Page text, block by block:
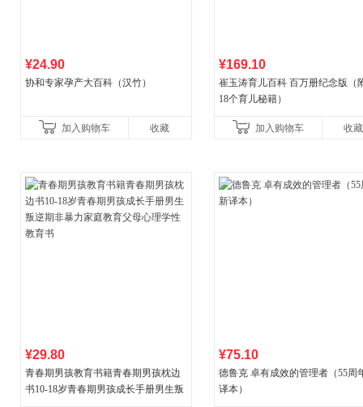
¥24.90
协和专家孕产大百科（汉竹）
加入购物车 收藏
¥169.10
崔玉涛育儿百科 百万册纪念版（
18个育儿秘籍）
加入购物车 收藏
¥29.80
青春期男孩教育书籍青春期男孩枕边
书10-18岁青春期男孩成长手册男生叛
¥75.10
德鲁克 卓有成效的管理者（55周
译本）